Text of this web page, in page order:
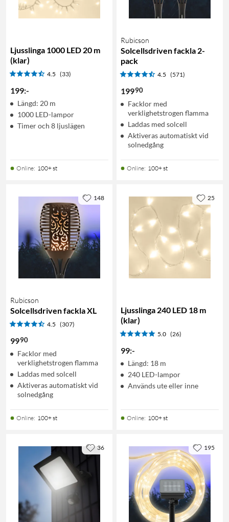
Ljusslinga 1000 LED 20 m
(klar)
4.5 (33)
199:-
Längd: 20 m
1000 LED-lampor
Timer och 8 ljuslägen
Online: 100+ st
Rubicson
Solcellsdriven fackla 2-
pack
4.5 (571)
19990
Facklor med
verklighetstrogen flamma
Laddas med solcell
Aktiveras automatiskt vid
solnedgång
Online: 100+ st
Rubicson
Solcellsdriven fackla XL
4.5 (307)
9990
Facklor med
verklighetstrogen flamma
Laddas med solcell
Aktiveras automatiskt vid
solnedgång
Online: 100+ st
148
Ljusslinga 240 LED 18 m
(klar)
5.0 (26)
99:-
Längd: 18 m
240 LED-lampor
Används ute eller inne
Online: 100+ st
25
36 195